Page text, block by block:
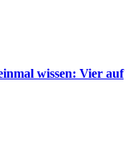
wissen: Vier auf